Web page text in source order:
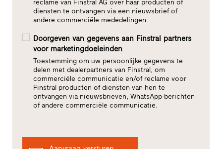
reclame van Finstral AG over haar producten of
diensten te ontvangen via een nieuwsbrief of
andere commerciële mededelingen.
Doorgeven van gegevens aan Finstral partners
voor marketingdoeleinden
Toestemming om uw persoonlijke gegevens te
delen met dealerpartners van Finstral, om
commerciële communicatie en/of reclame voor
Finstral producten of diensten van hen te
ontvangen via nieuwsbrieven, WhatsApp-berichten
of andere commerciële communicatie.